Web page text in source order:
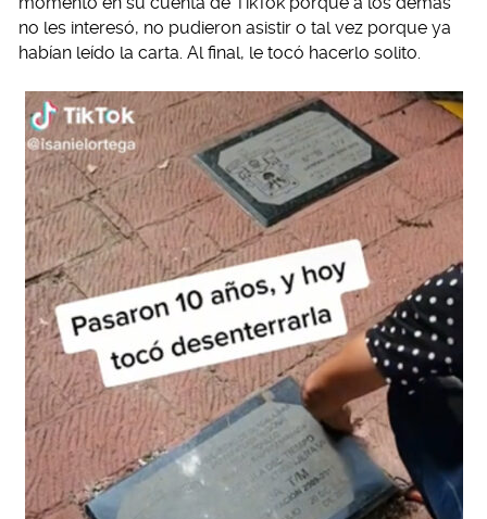
no les interesó, no pudieron asistir o tal vez porque ya
habían leído la carta. Al final, le tocó hacerlo solito.